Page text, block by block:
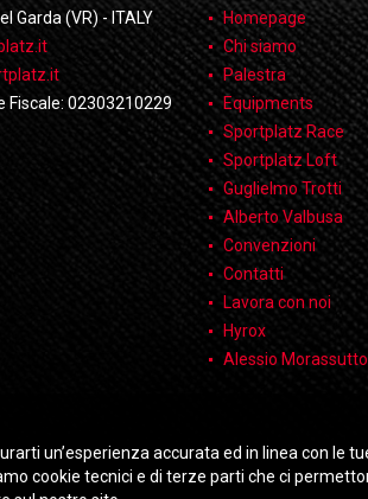
Garda (VR) - ITALY
Fiscale: 02303210229
Homepage
Chi siamo
Palestra
Equipments
Sportplatz Race
Sportplatz Loft
Guglielmo Trotti
Alberto Valbusa
Convenzioni
Contatti
Lavora con noi
Hyrox
Alessio Morassutto
un’esperienza accurata ed in linea con le
cookie tecnici e di terze parti che ci